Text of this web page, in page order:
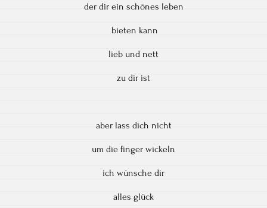
der dir ein schönes leben
bieten kann
lieb und nett
zu dir ist
aber lass dich nicht
um die finger wickeln
ich wünsche dir
alles glück